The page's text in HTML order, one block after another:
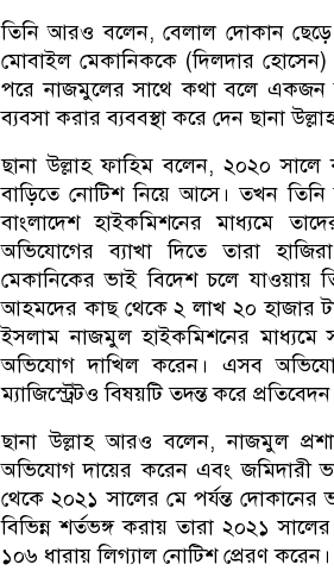
তিনি আরও বলেন, বেলাল দোকান
মোবাইল মেকানিককে (দিলদার
পরে নাজমুলের সাথে কথা বলে একজন
ব্যবসা করার ব্যববস্থা করে দেন ছানা
ছানা উল্লাহ ফাহিম বলেন, ২০২০
বাড়িতে নোটিশ নিয়ে আসে। তখন
বাংলাদেশ হাইকমিশনের মাধ্যমে
অভিযোগের ব্যাখা দিতে তারা
মেকানিকের ভাই বিদেশ চলে
আহমদের কাছ থেকে ২ লাখ ২০ হাজার
ইসলাম নাজমুল হাইকমিশনের মাধ্যমে
অভিযোগ দাখিল করেন। এসব
ম্যাজিস্ট্রেটও বিষয়টি তদন্ত করে
ছানা উল্লাহ আরও বলেন, নাজমুল
অভিযোগ দায়ের করেন এবং জমিদারী
থেকে ২০২১ সালের মে পর্যন্ত দোকানের
বিভিন্ন শর্তভঙ্গ করায় তারা ২০২১
১০৬ ধারায় লিগ্যাল নোটিশ প্রেরণ করেন।